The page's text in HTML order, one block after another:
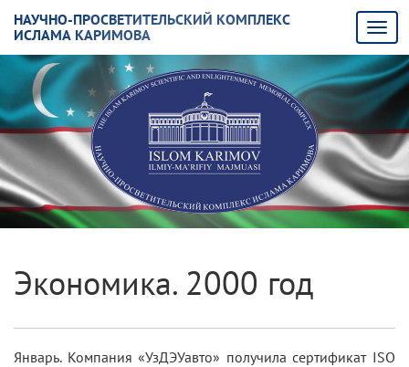
НАУЧНО-ПРОСВЕТИТЕЛЬСКИЙ КОМПЛЕКС
ИСЛАМА КАРИМОВА
Экономика. 2000 год
Январь. Компания «УзДЭУавто» получила сертификат ISO